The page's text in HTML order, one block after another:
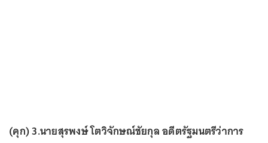
(คุก) 3.นายสุรพงษ์ โตวิจักษณ์ชัยกุล อดีตรัฐมนตรีว่าการ